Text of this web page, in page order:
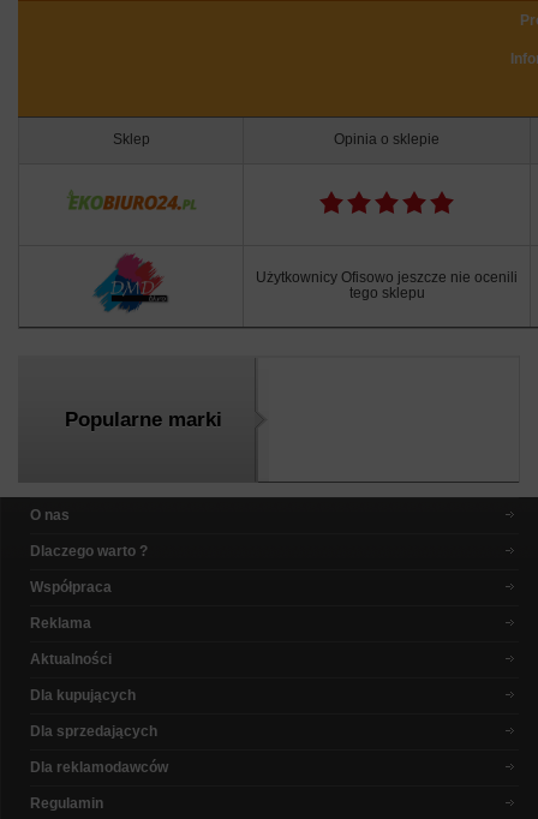
Sklep Opinia o sklepie
Użytkownicy Ofisowo jeszcze nie ocenili
tego sklepu
Popularne marki
O nas
Dlaczego warto ?
Współpraca
Reklama
Aktualności
Dla kupujących
Dla sprzedających
Dla reklamodawców
Regulamin